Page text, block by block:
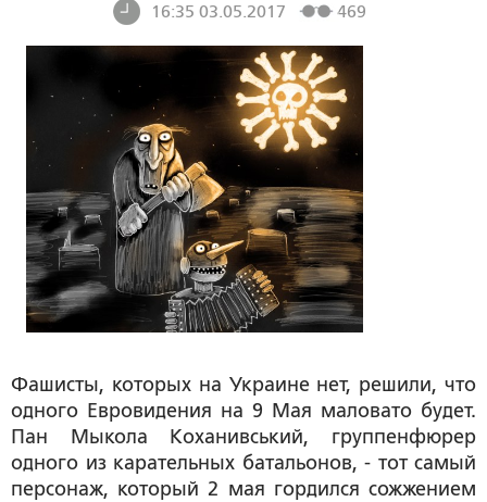
16:35 03.05.2017
469
Фашисты, которых на Украине нет, решили, что
одного Евровидения на 9 Мая маловато будет.
Пан Мыкола Коханивський, группенфюрер
одного из карательных батальонов, - тот самый
персонаж, который 2 мая гордился сожжением